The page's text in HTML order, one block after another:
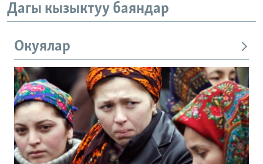
Дагы кызыктуу баяндар
Окуялар